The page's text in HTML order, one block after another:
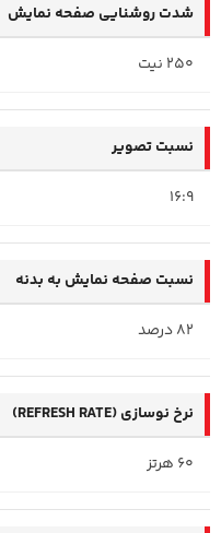
شدت روشنایی صفحه نمایش
250 نیت
نسبت تصویر
16:9
نسبت صفحه‌ نمایش به بدنه
82 درصد
نرخ نوسازی (REFRESH RATE)
60 هرتز